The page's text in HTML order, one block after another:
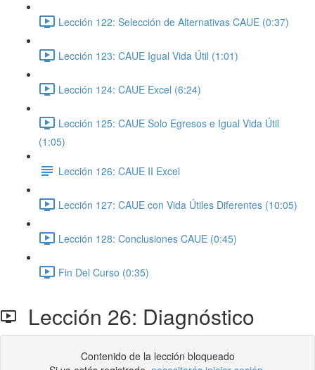
Lección 122: Selección de Alternativas CAUE (0:37)
Lección 123: CAUE Igual Vida Útil (1:01)
Lección 124: CAUE Excel (6:24)
Lección 125: CAUE Solo Egresos e Igual Vida Útil
(1:05)
Lección 126: CAUE II Excel
Lección 127: CAUE con Vida Útiles Diferentes (10:05)
Lección 128: Conclusiones CAUE (0:45)
Fin Del Curso (0:35)
Lección 26: Diagnóstico
Contenido de la lección bloqueado